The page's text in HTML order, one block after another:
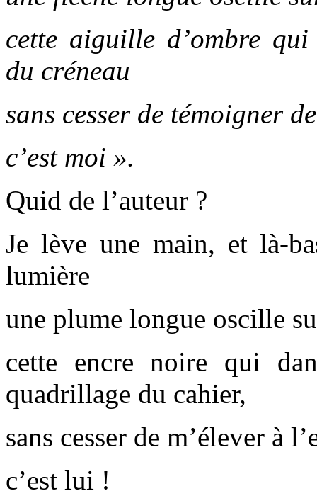
cette aiguille d’ombre
du créneau
sans cesser de témoigner
c’est moi ».
Quid de l’auteur ?
Je lève une main, et là-
lumière
une plume longue oscille
cette encre noire qui
quadrillage du cahier,
sans cesser de m’élever à
c’est lui !